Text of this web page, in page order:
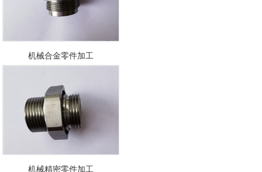
机械合金零件加工
机械精密零件加工